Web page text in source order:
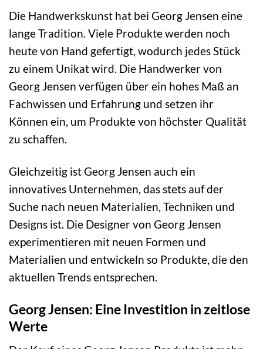
Die Handwerkskunst hat bei Georg Jensen eine
lange Tradition. Viele Produkte werden noch
heute von Hand gefertigt, wodurch jedes Stück
zu einem Unikat wird. Die Handwerker von
Georg Jensen verfügen über ein hohes Maß an
Fachwissen und Erfahrung und setzen ihr
Können ein, um Produkte von höchster Qualität
zu schaffen.
Gleichzeitig ist Georg Jensen auch ein
innovatives Unternehmen, das stets auf der
Suche nach neuen Materialien, Techniken und
Designs ist. Die Designer von Georg Jensen
experimentieren mit neuen Formen und
Materialien und entwickeln so Produkte, die den
aktuellen Trends entsprechen.
Georg Jensen: Eine Investition in zeitlose
Werte